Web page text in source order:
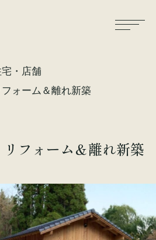
・店舗
ォーム＆離れ新築
フォーム＆離れ新築
保証・保険